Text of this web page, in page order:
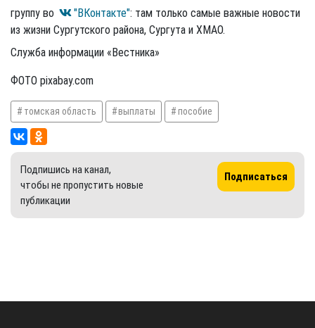
группу во
"ВКонтакте": там только самые важные новости
из жизни Сургутского района, Сургута и ХМАО.
Служба информации «Вестника»
ФОТО pixabay.com
томская область выплаты пособие
Подпишись на канал,
чтобы не пропустить новые
публикации
Подписаться